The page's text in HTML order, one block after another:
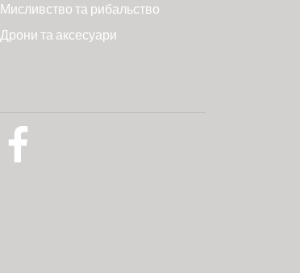
Мисливство та рибальство
Дрони та аксесуари